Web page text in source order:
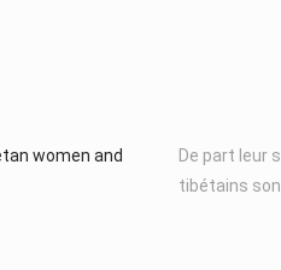
women and
De part leur
tibétains